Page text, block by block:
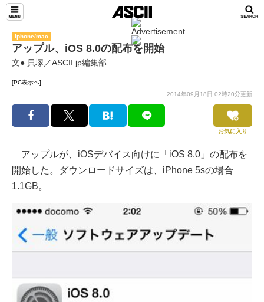
iphone/mac
アップル、iOS 8.0の配布を開始
文● 貝塚／ASCII.jp編集部
[PC表示へ]
2014年09月18日 02時20分更新
お気に入り
アップルが、iOSデバイス向けに「iOS 8.0」の配布を
開始した。ダウンロードサイズは、iPhone 5sの場合
1.1GB。